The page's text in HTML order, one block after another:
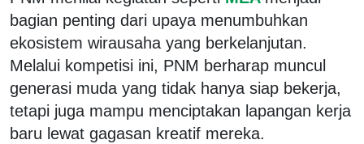
bagian penting dari upaya menumbuhkan
ekosistem wirausaha yang berkelanjutan.
Melalui kompetisi ini, PNM berharap muncul
generasi muda yang tidak hanya siap bekerja,
tetapi juga mampu menciptakan lapangan kerja
baru lewat gagasan kreatif mereka.